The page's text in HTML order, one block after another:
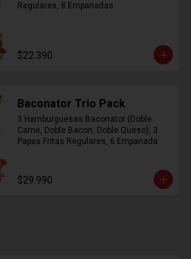
Regulares, 8 Empanadas
$22.390
Baconator Trio Pack
3 Hamburguesas Baconator (Doble
Carne, Doble Bacon, Doble Queso), 3
Papas Fritas Regulares, 6 Empanada
$29.990